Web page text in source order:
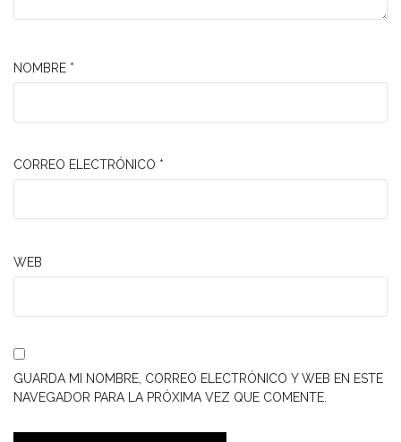
NOMBRE *
CORREO ELECTRÓNICO *
WEB
GUARDA MI NOMBRE, CORREO ELECTRÓNICO Y WEB EN ESTE
NAVEGADOR PARA LA PRÓXIMA VEZ QUE COMENTE.